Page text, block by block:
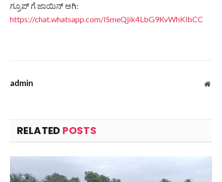
ಗ್ರೂಪ್ ಗೆ ಜಾಯಿನ್ ಆಗಿ:
https://chat.whatsapp.com/ISmeQjik4LbG9KvWhKlbCC
admin
RELATED POSTS